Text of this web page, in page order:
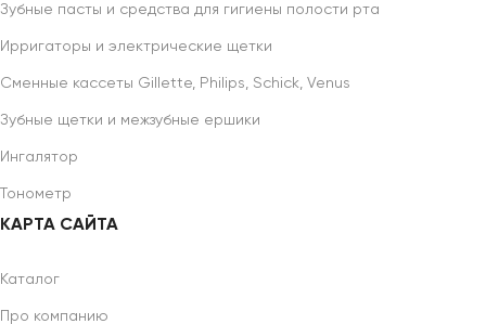
Зубные пасты и средства для гигиены полости рта
Ирригаторы и электрические щетки
Сменные кассеты Gillette, Philips, Schick, Venus
Зубные щетки и межзубные ершики
Ингалятор
Тонометр
КАРТА САЙТА
Каталог
Про компанию